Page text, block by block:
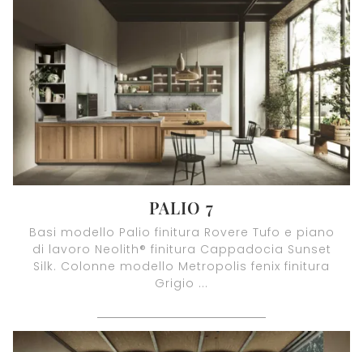
PALIO 7
Basi modello Palio finitura Rovere Tufo e piano
di lavoro Neolith® finitura Cappadocia Sunset
Silk. Colonne modello Metropolis fenix finitura
Grigio ...